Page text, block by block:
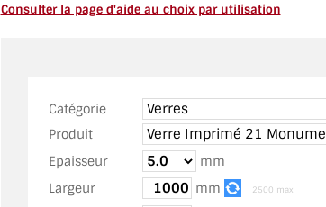
Consulter la page d'aide au choix par utilisation
Catégorie
Produit
Epaisseur
mm
Largeur
mm 2500 max